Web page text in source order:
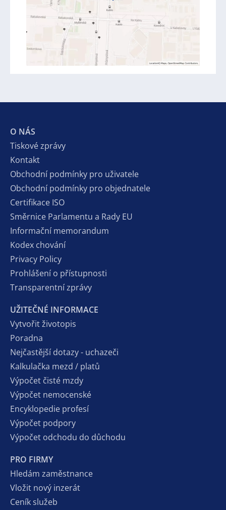
O NÁS
Tiskové zprávy
Kontakt
Obchodní podmínky pro uživatele
Obchodní podmínky pro objednatele
Certifikace ISO
Směrnice Parlamentu a Rady EU
Informační memorandum
Kodex chování
Privacy Policy
Prohlášení o přístupnosti
Transparentní zprávy
UŽITEČNÉ INFORMACE
Vytvořit životopis
Poradna
Nejčastější dotazy - uchazeči
Kalkulačka mezd / platů
Výpočet čisté mzdy
Výpočet nemocenské
Encyklopedie profesí
Výpočet podpory
Výpočet odchodu do důchodu
PRO FIRMY
Hledám zaměstnance
Vložit nový inzerát
Ceník služeb